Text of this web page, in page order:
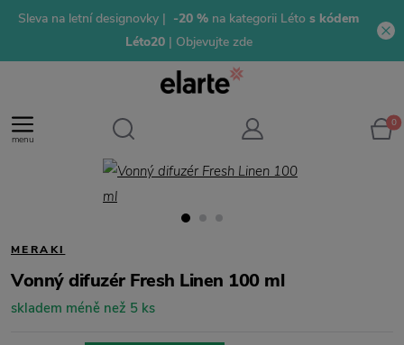
Sleva na letní designovky | -20 % na kategorii Léto s kódem
Léto20 | Objevujte zde
menu
0
MERAKI
Vonný difuzér Fresh Linen 100 ml
skladem méně než 5 ks